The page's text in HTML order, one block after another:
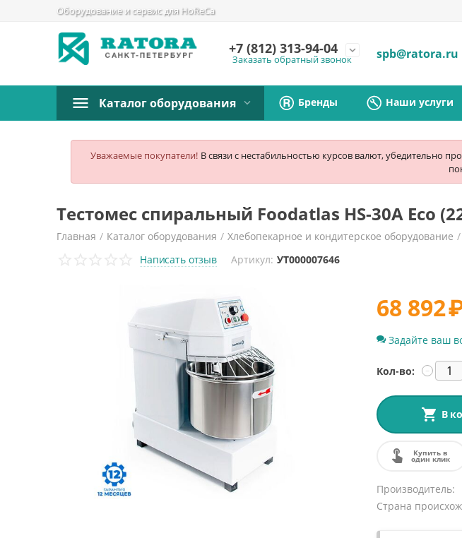
Оборудование и сервис для HoReCa
+7 (812) 313-94-04 expand_more
Заказать обратный звонок spb@ratora.ru
Каталог оборудования Бренды Наши услуги
Уважаемые покупатели! В связи с нестабильностью курсов валют, убедительно
Тестомес спиральный Foodatlas HS-30A Eco
Главная / Каталог оборудования / Хлебопекарное и кондитерское оборудование /
Написать отзыв
Артикул: УТ000007646
68 892
Задайте ваш
Кол-во: −
В
Купить в
один клик
Производитель
Страна